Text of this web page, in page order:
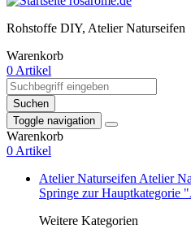
Rohstoffe DIY, Atelier Naturseifen
Warenkorb
0 Artikel
Suchen
Toggle navigation
Warenkorb
0 Artikel
Atelier Naturseifen Atelier
Springe zur Hauptkategorie
Weitere Kategorien